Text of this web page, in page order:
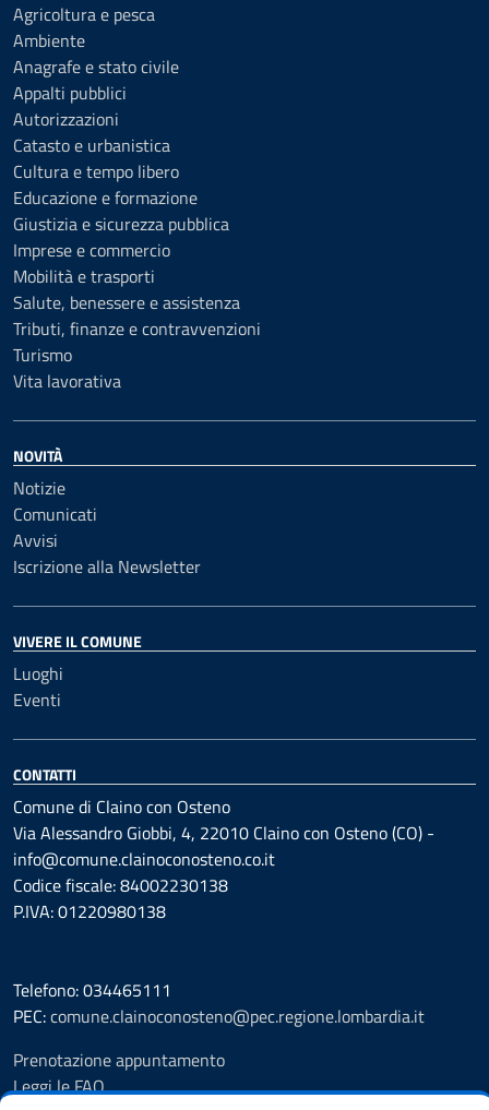
Agricoltura e pesca
Ambiente
Anagrafe e stato civile
Appalti pubblici
Autorizzazioni
Catasto e urbanistica
Cultura e tempo libero
Educazione e formazione
Giustizia e sicurezza pubblica
Imprese e commercio
Mobilità e trasporti
Salute, benessere e assistenza
Tributi, finanze e contravvenzioni
Turismo
Vita lavorativa
NOVITÀ
Notizie
Comunicati
Avvisi
Iscrizione alla Newsletter
VIVERE IL COMUNE
Luoghi
Eventi
CONTATTI
Comune di Claino con Osteno
Via Alessandro Giobbi, 4, 22010 Claino con Osteno (CO) -
info@comune.clainoconosteno.co.it
Codice fiscale: 84002230138
P.IVA: 01220980138
Telefono: 034465111
PEC:comune.clainoconosteno@pec.regione.lombardia.it
Prenotazione appuntamento
Leggi le FAQ